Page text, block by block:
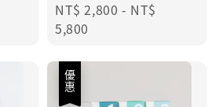
Regular
price
NT$ 2,800 - NT$
5,800
優惠